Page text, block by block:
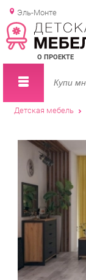
Эль-Монте
О ПРОЕКТЕ
Детская мебель